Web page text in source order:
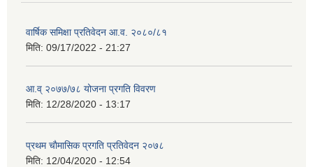
वार्षिक समिक्षा प्रतिवेदन आ.व. २०८०/८१
मिति: 09/17/2022 - 21:27
आ.व् २०७७/७८ योजना प्रगति विवरण
मिति: 12/28/2020 - 13:17
प्रथम चाैमासिक प्रगति प्रतिवेदन २०७८
मिति: 12/04/2020 - 12:54